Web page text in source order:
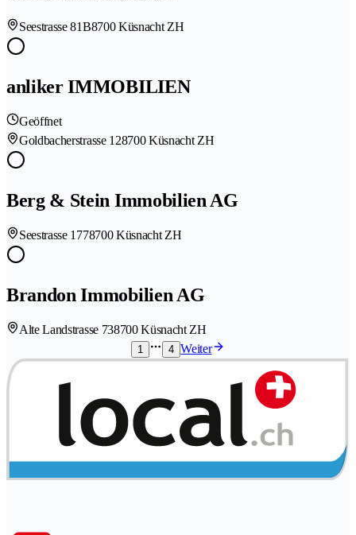
Seestrasse 81B8700 Küsnacht ZH
anliker IMMOBILIEN
Geöffnet
Goldbacherstrasse 128700 Küsnacht ZH
Berg & Stein Immobilien AG
Seestrasse 1778700 Küsnacht ZH
Brandon Immobilien AG
Alte Landstrasse 738700 Küsnacht ZH
1 4 Weiter